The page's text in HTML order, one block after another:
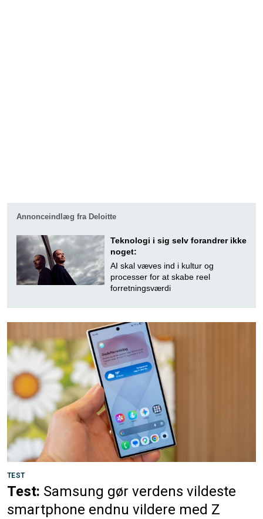
Annonceindlæg fra Deloitte
Teknologi i sig selv forandrer ikke
noget:
AI skal væves ind i kultur og
processer for at skabe reel
forretningsværdi
TEST
Test: Samsung gør verdens vildeste
smartphone endnu vildere med Z